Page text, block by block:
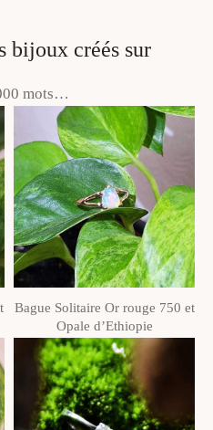
bijoux créés sur
mots…
Bague Solitaire Or rouge 750 et
Opale d’Ethiopie